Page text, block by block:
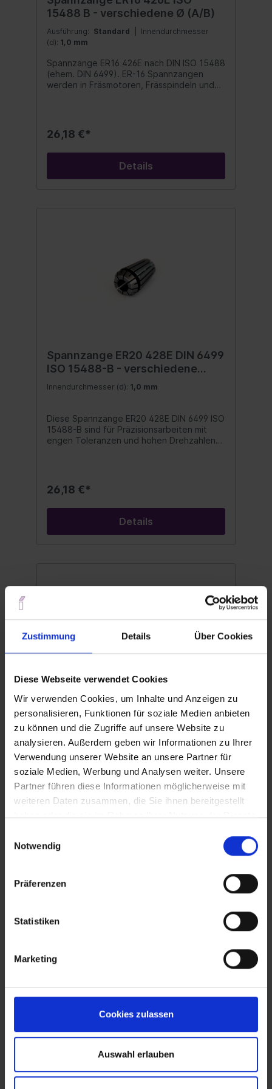
Zustimmung Details Über Cookies
Diese Webseite verwendet Cookies
Wir verwenden Cookies, um Inhalte und Anzeigen zu
personalisieren, Funktionen für soziale Medien anbieten
zu können und die Zugriffe auf unsere Website zu
analysieren. Außerdem geben wir Informationen zu Ihrer
Verwendung unserer Website an unsere Partner für
soziale Medien, Werbung und Analysen weiter. Unsere
Partner führen diese Informationen möglicherweise mit
weiteren Daten zusammen, die Sie ihnen bereitgestellt
haben oder die sie im Rahmen Ihrer Nutzung der Dienste
Notwendig
Präferenzen
Statistiken
Marketing
Cookies zulassen
Auswahl erlauben
15488 B - verschiedene Ø (A/B)
Ausführung: Standard
| Innendurchmesser
(d): 1,0 mm
Spannzange ER16 426E nach DIN ISO 15488
(ehem. DIN 6499). ER-16 Spannzangen
werden in Fräsmotoren, Frässpindeln und
Drehzahlen geeignet. Mit Spannzange
ER16 erreichen sie lange
Werkzeugstandzeiten und beste
Oberflächengüte. Unsere
Präzisionsspannzangen sind beidseitig
26,18 €*
Details
Spannzange ER20 428E DIN 6499
ISO 15488-B - verschiedene
Durchmesser (A/B)
Innendurchmesser (d): 1,0 mm
Diese Spannzange ER20 428E DIN 6499 ISO
15488-B sind für Präzisionsarbeiten mit
engen Toleranzen und hohen Drehzahlen
Präzisionsspannzangen sind beidseitig
geschlitzt, mit Abzugsnut, gehärtet,
geschliffen, poliert und 100% auf
Rundlaufgenauigkeit geprüft. Form B: 12 bis
16 Schlitze Ausführung: 0,5 mm steigend
26,18 €*
Details
Spannzange ER32 470E DIN 6499
ISO 15488 B - verschiedene
Durchmesser (A/B)
Innendurchmesser (d):2,0 mm
Diese Spannzangen ER32 470E nach DIN
6499 ISO 15488-B sind für
Präzisionsarbeiten mit engen Toleranzen
und hohen Drehzahlen geeignet. Mit
Spannzange ER32 erreichen sie lange
Präzisionsspannzangen sind beidseitig
Rundlaufgenauigkeit geprüft. Form B: 12 bis
28,56 €*
ISO 15488-B - verschiedene